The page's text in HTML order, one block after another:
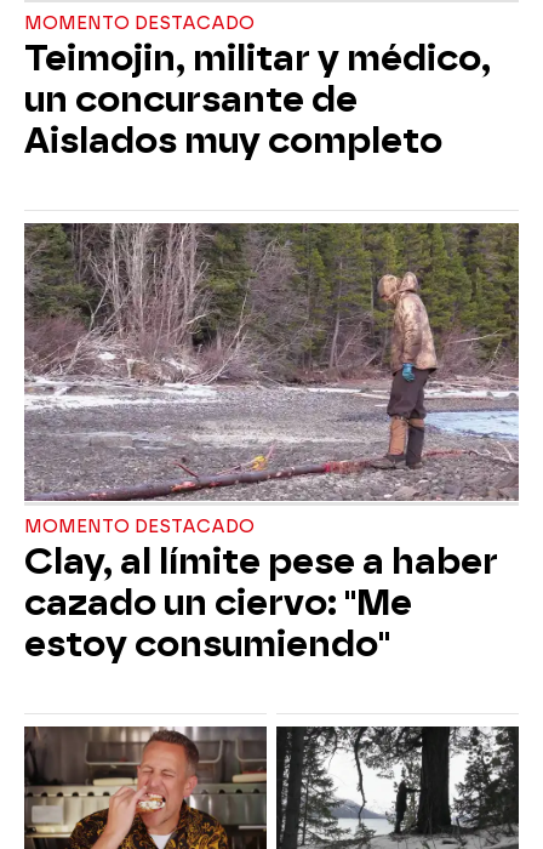
MOMENTO DESTACADO
Teimojin, militar y médico,
un concursante de
Aislados muy completo
MOMENTO DESTACADO
Clay, al límite pese a haber
cazado un ciervo: "Me
estoy consumiendo"